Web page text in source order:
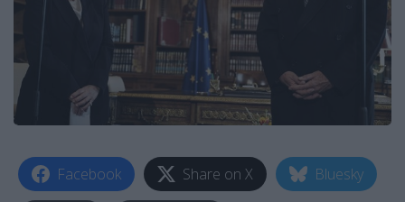
Facebook Share on X Bluesky